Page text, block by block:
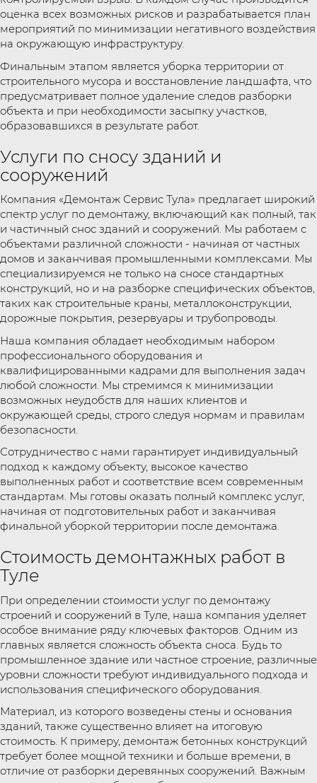
оценка всех возможных рисков и разрабатывается план
мероприятий по минимизации негативного воздействия
на окружающую инфраструктуру.
Финальным этапом является уборка территории от
строительного мусора и восстановление ландшафта, что
предусматривает полное удаление следов разборки
объекта и при необходимости засыпку участков,
образовавшихся в результате работ.
Услуги по сносу зданий и
сооружений
Компания «Демонтаж Сервис Тула» предлагает широкий
спектр услуг по демонтажу, включающий как полный, так
и частичный снос зданий и сооружений. Мы работаем с
объектами различной сложности - начиная от частных
домов и заканчивая промышленными комплексами. Мы
специализируемся не только на сносе стандартных
конструкций, но и на разборке специфических объектов,
таких как строительные краны, металлоконструкции,
дорожные покрытия, резервуары и трубопроводы.
Наша компания обладает необходимым набором
профессионального оборудования и
квалифицированными кадрами для выполнения задач
любой сложности. Мы стремимся к минимизации
возможных неудобств для наших клиентов и
окружающей среды, строго следуя нормам и правилам
безопасности.
Сотрудничество с нами гарантирует индивидуальный
подход к каждому объекту, высокое качество
выполненных работ и соответствие всем современным
стандартам. Мы готовы оказать полный комплекс услуг,
начиная от подготовительных работ и заканчивая
финальной уборкой территории после демонтажа.
Стоимость демонтажных работ в
Туле
При определении стоимости услуг по демонтажу
строений и сооружений в Туле, наша компания уделяет
особое внимание ряду ключевых факторов. Одним из
главных является сложность объекта сноса. Будь то
промышленное здание или частное строение, различные
уровни сложности требуют индивидуального подхода и
использования специфического оборудования.
Материал, из которого возведены стены и основания
зданий, также существенно влияет на итоговую
стоимость. К примеру, демонтаж бетонных конструкций
требует более мощной техники и больше времени, в
отличие от разборки деревянных сооружений. Важным